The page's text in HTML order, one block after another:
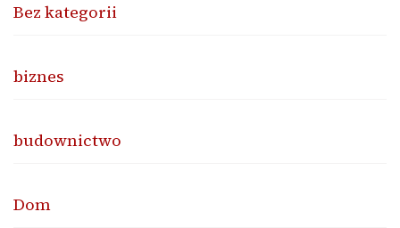
Bez kategorii
biznes
budownictwo
Dom